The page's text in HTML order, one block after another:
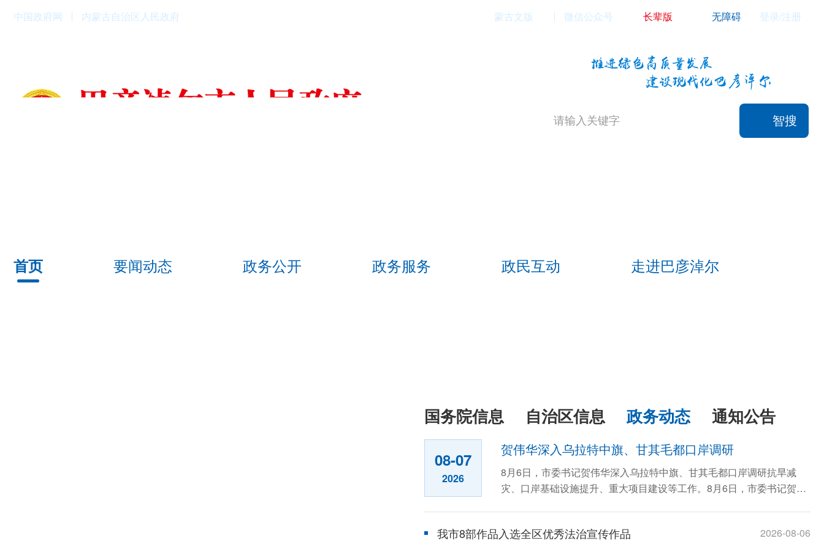
中国政府网 内蒙古自治区人民政府 蒙古文版 微信公众号 长辈版 无障碍 登录/注册
智搜
首页 要闻动态 政务公开 政务服务 政民互动 走进巴彦淖尔
国务院信息 自治区信息 政务动态 通知公告
08-07
2026
贺伟华深入乌拉特中旗、甘其毛都口岸调研
8月6日，市委书记贺伟华深入乌拉特中旗、甘其毛都口岸调研抗旱减
灾、口岸基础设施提升、重大项目建设等工作。8月6日，市委书记贺伟
我市8部作品入选全区优秀法治宣传作品 2026-08-06